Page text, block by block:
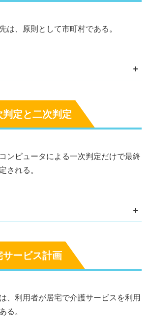
は、原則として市町村である。
+
定と二次判定
ンピュータによる一次判定だけで最終
される。
+
ービス計画
、利用者が居宅で介護サービスを利用
る。